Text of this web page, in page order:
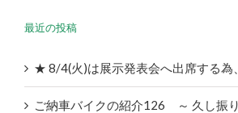
最近の投稿
★ 8/4(火)は展示発表会へ出席する
ご納車バイクの紹介126 ～ 久し振